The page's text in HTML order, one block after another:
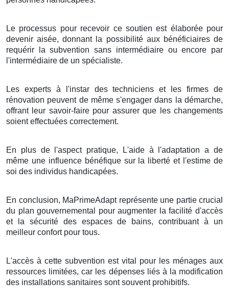
Le processus pour recevoir ce soutien est élaborée pour
devenir aisée, donnant la possibilité aux bénéficiaires de
requérir la subvention sans intermédiaire ou encore par
l'intermédiaire de un spécialiste.
Les experts à l'instar des techniciens et les firmes de
rénovation peuvent de même s'engager dans la démarche,
offrant leur savoir-faire pour assurer que les changements
soient effectuées correctement.
En plus de l'aspect pratique, L'aide à l'adaptation a de
même une influence bénéfique sur la liberté et l'estime de
soi des individus handicapées.
En conclusion, MaPrimeAdapt représente une partie crucial
du plan gouvernemental pour augmenter la facilité d'accès
et la sécurité des espaces de bains, contribuant à un
meilleur confort pour tous.
L'accès à cette subvention est vital pour les ménages aux
ressources limitées, car les dépenses liés à la modification
des installations sanitaires sont souvent prohibitifs.